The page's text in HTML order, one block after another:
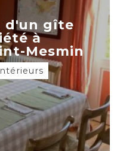
d'un gîte
à
Mesmin